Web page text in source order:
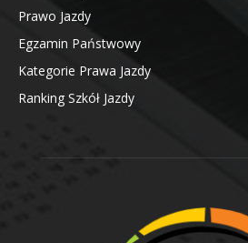
Prawo Jazdy
Egzamin Państwowy
Kategorie Prawa Jazdy
Ranking Szkół Jazdy